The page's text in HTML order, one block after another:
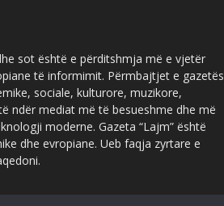
sot është e përditshmja më e vjetër
të informimit. Përmbajtjet e gazetës
sociale, kulturore, muzikore,
ndër mediat më të besueshme dhe më
moderne. Gazeta “Lajm” është
dhe evropiane. Ueb faqja zyrtare e